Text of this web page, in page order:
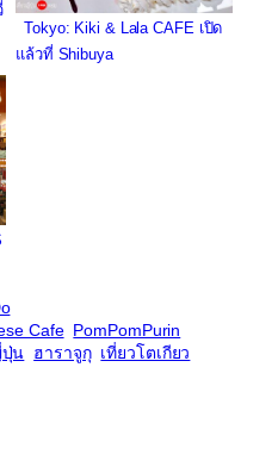
Tokyo: Kiki & Lala CAFE เปิด
แล้วที่ Shibuya
Cafe PomPomPurin
ปุ่น ฮาราจูกุ เที่ยวโตเกียว